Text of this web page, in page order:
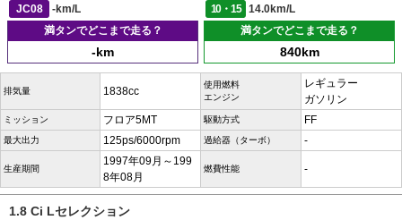
JC08
-km/L 10・15
14.0km/L
満タンでどこまで走る？
-km
満タンでどこまで走る？
840km
排気量 1838cc
使用燃料
エンジン
レギュラー
ガソリン
ミッション フロア5MT 駆動方式 FF
最大出力 125ps/6000rpm 過給器（ターボ） -
生産期間
1997年09月～199
8年08月
燃費性能 -
1.8 Ci Lセレクション